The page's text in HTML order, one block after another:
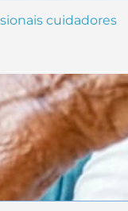
cuidadores